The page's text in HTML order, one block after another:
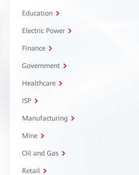
Education
Electric Power
Finance
Government
Healthcare
ISP
Manufacturing
Mine
Oil and Gas
Retail